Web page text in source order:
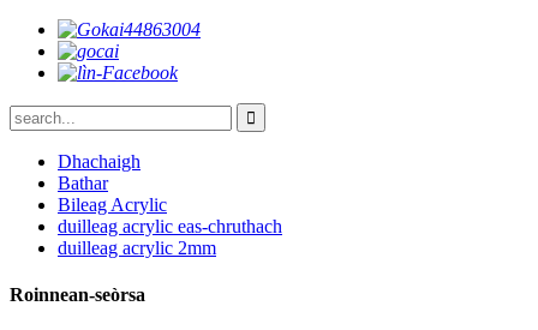
Dhachaigh
Bathar
Bileag Acrylic
duilleag acrylic eas-chruthach
duilleag acrylic 2mm
Roinnean-seòrsa